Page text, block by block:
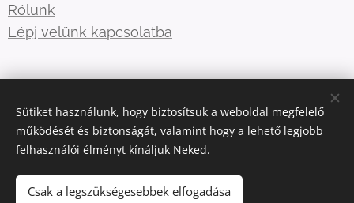
Rólunk
Lépj velünk kapcsolatba
tre3famili@gmail.com
Telefonszám:+36-30-5177410
Sütiket használunk, hogy biztosítsuk a weboldal megfelelő
működését és biztonságát, valamint hogy a lehető legjobb
felhasználói élményt kínáljuk Neked.
Csak a legszükségesebbek elfogadása